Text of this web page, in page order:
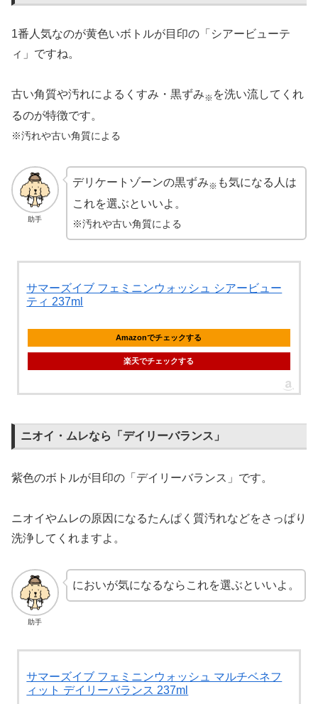
1番人気なのが黄色いボトルが目印の「シアービューテ
ィ」ですね。
古い角質や汚れによるくすみ・黒ずみ※ を洗い流してくれ
るのが特徴です。
※汚れや古い角質による
助手
デリケートゾーンの黒ずみ※ も気になる人は
これを選ぶといいよ。
※汚れや古い角質による
サマーズイブ フェミニンウォッシュ シアービュー
ティ 237ml
Amazonでチェックする
楽天でチェックする
ニオイ・ムレなら「デイリーバランス」
紫色のボトルが目印の「デイリーバランス」です。
ニオイやムレの原因になるたんぱく質汚れなどをさっぱり
洗浄してくれますよ。
助手
においが気になるならこれを選ぶといいよ。
サマーズイブ フェミニンウォッシュ マルチベネフ
ィット デイリーバランス 237ml